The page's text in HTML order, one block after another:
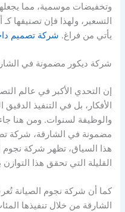
وتخفيضات موسمية، مما
التسعير، ولهذا فإن تصنيفها
يأتي من فراغ. شركة تصميم
شركة ديكور مضمونة في
إن التحدي الأكبر في عالم
الأفكار، بل في التنفيذ
والوظيفة لسنوات. ومن هنا
مضمونة في الشارقة، شركة تضع
هذا السياق، تظهر شركة
القليلة التي تحقق هذا التوازن
كما أن شركة نجوم الصيانة
الشارقة من خلال تنفيذها